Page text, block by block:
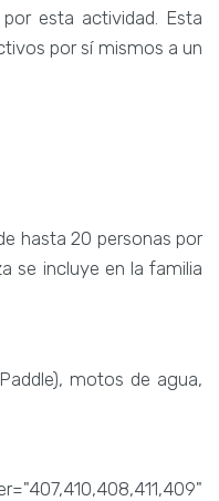
esta actividad. Esta
por sí mismos a un
hasta 20 personas por
se incluye en la familia
motos de agua,